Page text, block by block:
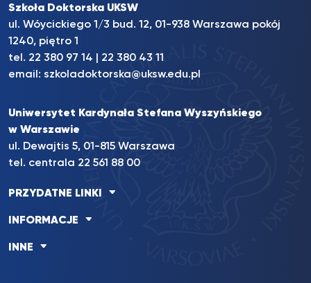
Szkoła Doktorska UKSW
ul. Wóycickiego 1/3 bud. 12, 01-938 Warszawa pokój
1240, piętro 1
tel. 22 380 97 14
22 380 43 11
email: szkoladoktorska@uksw.edu.pl
Uniwersytet Kardynała Stefana Wyszyńskiego
w Warszawie
ul. Dewajtis 5, 01-815 Warszawa
tel. centrala 22 561 88 00
PRZYDATNE LINKI
INFORMACJE
INNE